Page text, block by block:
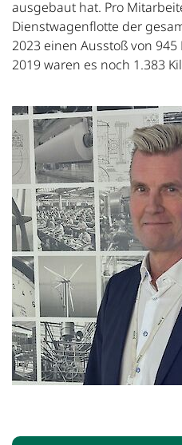
ausgebaut hat. Pro
Dienstwagenflotte der
2023 einen Ausstoß von 945
2019 waren es noch 1.383